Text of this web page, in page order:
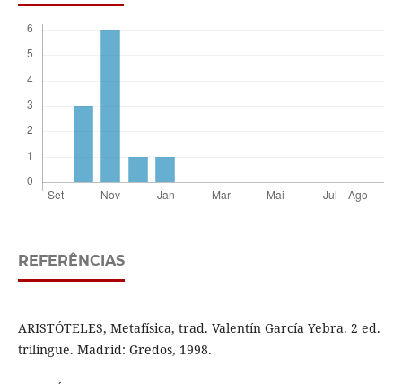
REFERÊNCIAS
ARISTÓTELES, Metafísica, trad. Valentín García Yebra. 2 ed.
trilíngue. Madrid: Gredos, 1998.